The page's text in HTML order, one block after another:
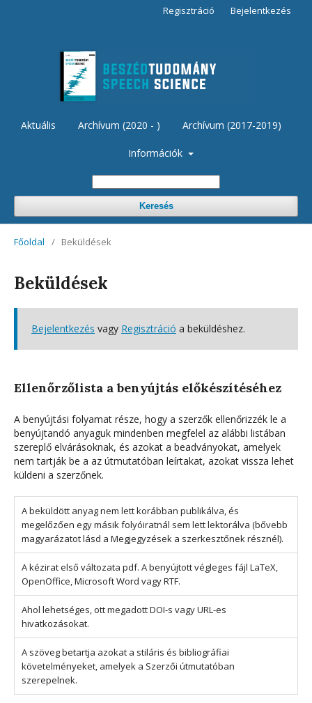
Aktuális Archívum (2020 - ) Archívum (2017-2019)
Információk
Keresés
Regisztráció Bejelentkezés
Főoldal / Beküldések
Beküldések
Bejelentkezés vagy Regisztráció a beküldéshez.
Ellenőrzőlista a benyújtás előkészítéséhez
A benyújtási folyamat része, hogy a szerzők ellenőrizzék le a
benyújtandó anyaguk mindenben megfelel az alábbi listában
szereplő elvárásoknak, és azokat a beadványokat, amelyek
nem tartják be a az útmutatóban leírtakat, azokat vissza lehet
küldeni a szerzőnek.
A beküldött anyag nem lett korábban publikálva, és
megelőzően egy másik folyóiratnál sem lett lektorálva (bővebb
magyarázatot lásd a Megjegyzések a szerkesztőnek résznél).
A kézirat első változata pdf. A benyújtott végleges fájl LaTeX,
OpenOffice, Microsoft Word vagy RTF.
Ahol lehetséges, ott megadott DOI-s vagy URL-es
hivatkozásokat.
A szöveg betartja azokat a stiláris és bibliográfiai
követelményeket, amelyek a Szerzői útmutatóban
szerepelnek.